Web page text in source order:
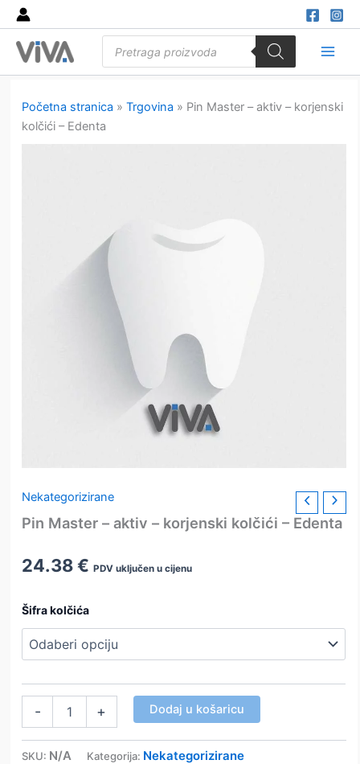
Skip
to
content
search
Početna stranica »Trgovina » Pin Master – aktiv – korjenski
kolčići – Edenta
Nekategorizirane
Pin Master – aktiv – korjenski kolčići – Edenta
24.38€ PDV uključen u cijenu
Šifra kolčića
-
aktiv
+ Dodaj u košaricu
SKU: N/A Kategorija: Nekategorizirane